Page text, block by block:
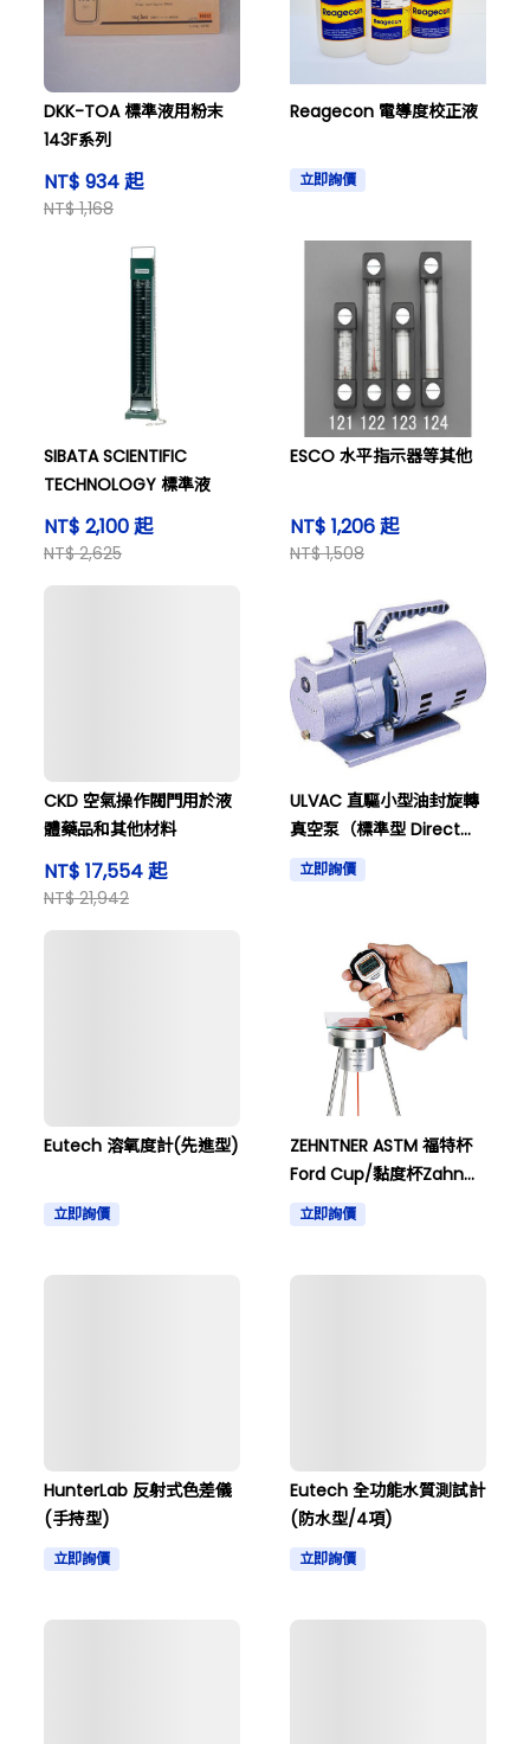
DKK-TOA 標準液用粉末
143F系列
NT$ 934 起
NT$ 1,168
Reagecon 電導度校正液
立即詢價
SIBATA SCIENTIFIC
TECHNOLOGY 標準液
NT$ 2,100 起
NT$ 2,625
ESCO 水平指示器等其他
NT$ 1,206 起
NT$ 1,508
CKD 空氣操作閥門用於液
體藥品和其他材料
NT$ 17,554 起
NT$ 21,942
ULVAC 直驅小型油封旋轉
真空泵（標準型 Direct
Drive Small Oil-sealed
Rotary Vacuum Pump
立即詢價
Eutech 溶氧度計(先進型)
立即詢價
ZEHNTNER ASTM 福特杯
Ford Cup/黏度杯Zahn
Cup
立即詢價
HunterLab 反射式色差儀
(手持型)
立即詢價
Eutech 全功能水質測試計
(防水型/4項)
立即詢價